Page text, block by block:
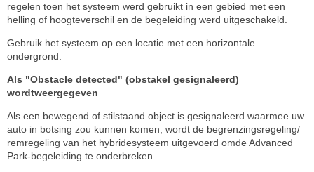
regelen toen het systeem werd gebruikt in een gebied met een
helling of hoogteverschil en de begeleiding werd uitgeschakeld.
Gebruik het systeem op een locatie met een horizontale
ondergrond.
Als "Obstacle detected" (obstakel gesignaleerd)
wordtweergegeven
Als een bewegend of stilstaand object is gesignaleerd waarmee uw
auto in botsing zou kunnen komen, wordt de begrenzingsregeling/
remregeling van het hybridesysteem uitgevoerd omde Advanced
Park-begeleiding te onderbreken.